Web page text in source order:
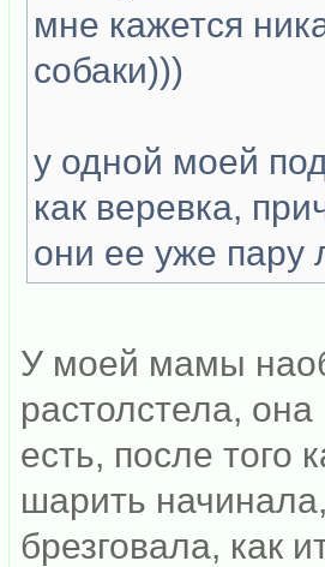
мне кажется
собаки)))
у одной моей
как веревка,
они ее уже пару
У моей мамы
растолстела,
есть, после того
шарить
брезговала, как